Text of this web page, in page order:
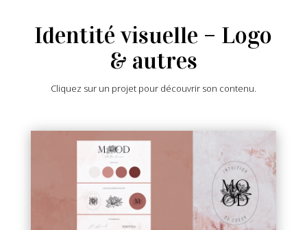
Identité visuelle – Logo
& autres
Cliquez sur un projet pour découvrir son contenu.